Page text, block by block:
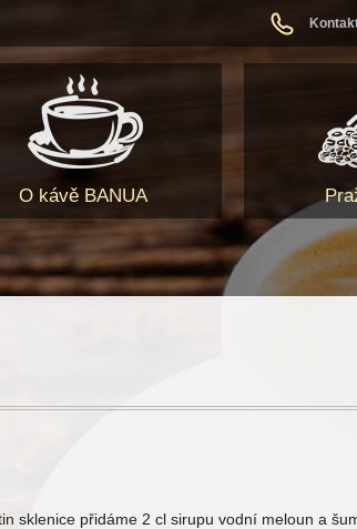
O kávě BANUA
sklenice přidáme 2 cl sirupu vodní meloun a